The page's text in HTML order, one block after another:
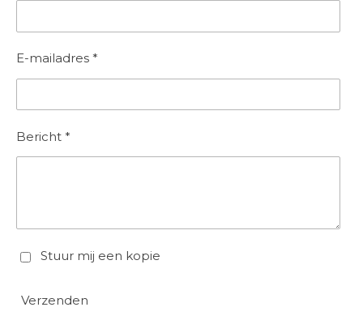
E-mailadres *
Bericht *
Stuur mij een kopie
Verzenden